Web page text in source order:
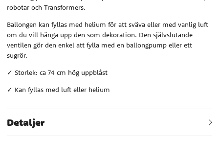
robotar och Transformers.
Ballongen kan fyllas med helium för att sväva eller med vanlig luft
om du vill hänga upp den som dekoration. Den självslutande
ventilen gör den enkel att fylla med en ballongpump eller ett
sugrör.
✓ Storlek: ca 74 cm hög uppblåst
✓ Kan fyllas med luft eller helium
Detaljer